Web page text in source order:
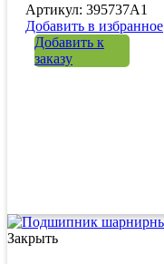
Артикул: 395737A1
Добавить в избранное
Добавить к
заказу
Закрыть